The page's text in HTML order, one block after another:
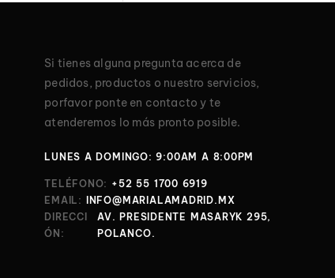
Si tienes alguna pregunta acerca de
pedidos, productos o nuestro servicios,
porfavor ponte en contacto y te
atenderemos lo más pronto posible.
LUNES A DOMINGO: 9:00AM A 8:00PM
TELÉFONO: +52 55 1700 6919
EMAIL:
INFO@MARIALAMADRID.MX
DIRECCI
ÓN:
AV. PRESIDENTE MASARYK 295,
POLANCO.